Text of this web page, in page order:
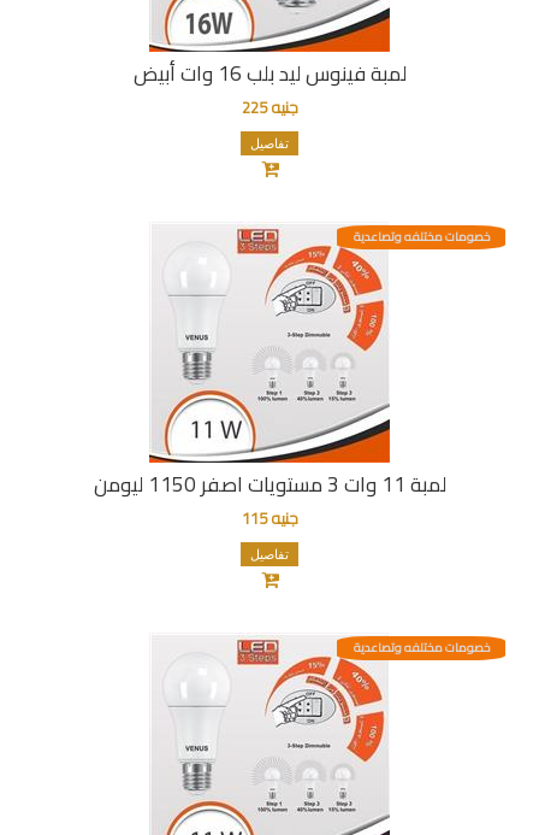
لمبة فينوس ليد بلب 16 وات أبيض
جنيه 225
تفاصيل
لمبة 11 وات 3 مستويات اصفر 1150 ليومن
خصومات مختلفه وتصاعدية
جنيه 115
تفاصيل
خصومات مختلفه وتصاعدية